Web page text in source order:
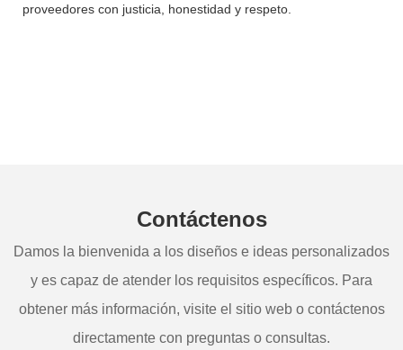
proveedores con justicia, honestidad y respeto.
Contáctenos
Damos la bienvenida a los diseños e ideas personalizados
y es capaz de atender los requisitos específicos. Para
obtener más información, visite el sitio web o contáctenos
directamente con preguntas o consultas.